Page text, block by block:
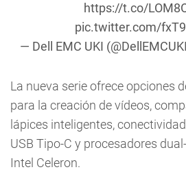
https://t.co/
pic.twitter.com/
— Dell EMC UKI
La nueva serie ofrece opciones
para la creación de vídeos,
lápices inteligentes,
USB Tipo-C y procesadores
Intel Celeron.